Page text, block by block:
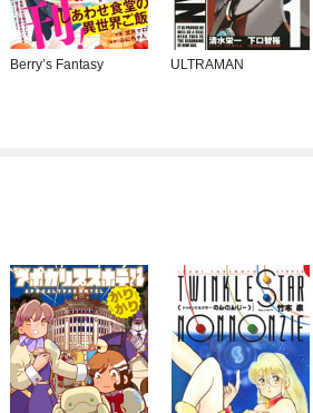
Berry’s Fantasy ULTRAMAN